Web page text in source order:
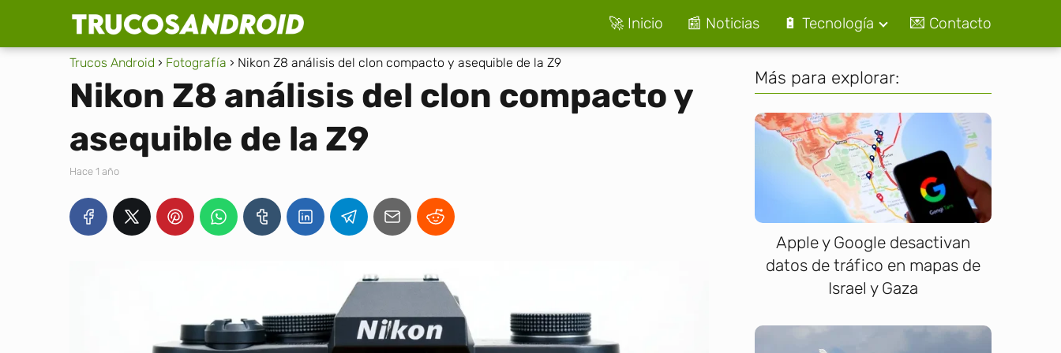
🚀 Inicio 📰 Noticias 🔋 Tecnología 💌 Contacto
Trucos Android Fotografía Nikon Z8 análisis del clon compacto y asequible de la Z9
Nikon Z8 análisis del clon compacto y
asequible de la Z9
hace 1 año
Más para explorar:
Apple y Google desactivan
datos de tráfico en mapas de
Israel y Gaza